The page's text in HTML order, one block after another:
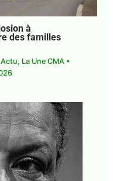
à
des familles
,La Une CMA